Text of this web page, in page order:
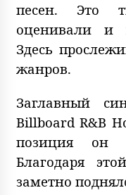
песен. Это
оценивали и
Здесь
жанров.
Заглавный
Billboard R&B
позиция он
Благодаря
заметно